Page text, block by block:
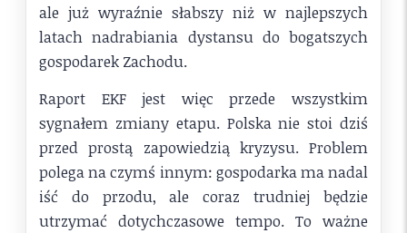
ale już wyraźnie słabszy niż w najlepszych
latach nadrabiania dystansu do bogatszych
gospodarek Zachodu.
Raport EKF jest więc przede wszystkim
sygnałem zmiany etapu. Polska nie stoi dziś
przed prostą zapowiedzią kryzysu. Problem
polega na czymś innym: gospodarka ma nadal
iść do przodu, ale coraz trudniej będzie
utrzymać dotychczasowe tempo. To ważne